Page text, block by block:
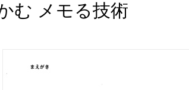
む メモる技術